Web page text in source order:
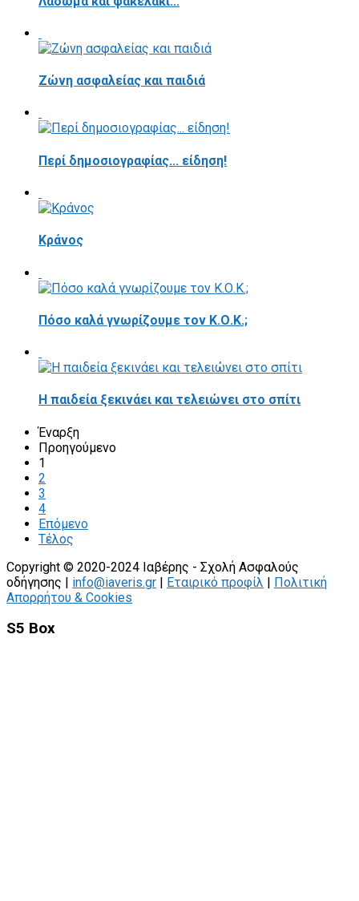
Ζώνη ασφαλείας και παιδιά
Περί δημοσιογραφίας... είδηση!
Κράνος
Πόσο καλά γνωρίζουμε τον Κ.Ο.Κ.;
Η παιδεία ξεκινάει και τελειώνει στο σπίτι
Έναρξη
Προηγούμενο
1
2
3
4
Επόμενο
Τέλος
Copyright © 2020-2024 Ιαβέρης - Σχολή Ασφαλούς
οδήγησης | info@iaveris.gr | Εταιρικό προφίλ | Πολιτική
Απορρήτου & Cookies
S5 Box